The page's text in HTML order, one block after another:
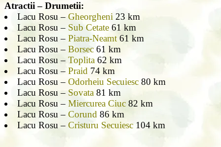
Atractii – Drumetii:
Lacu Rosu – Gheorgheni23 km
Lacu Rosu – Sub Cetate61 km
Lacu Rosu – Piatra-Neamt61 km
Lacu Rosu – Borsec61 km
Lacu Rosu – Toplita62 km
Lacu Rosu – Praid74 km
Lacu Rosu – Odorheiu Secuiesc80 km
Lacu Rosu – Sovata81 km
Lacu Rosu – Miercurea Ciuc82 km
Lacu Rosu – Corund86 km
Lacu Rosu – Cristuru Secuiesc104 km